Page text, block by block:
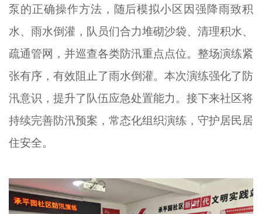
泵的正确操作方法，随后模拟小区因强降雨致积
水、雨水倒灌，队员们合力堆砌沙袋、清理积水、
疏通管网，并巡查各类防汛重点点位。整场演练紧
张有序，有效阻止了雨水倒灌。本次演练强化了防
汛意识，提升了队伍应急处置能力。接下来社区将
持续完善防汛预案，常态化组织演练，守护居民居
住安全。